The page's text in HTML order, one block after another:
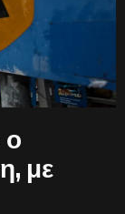
ο
με